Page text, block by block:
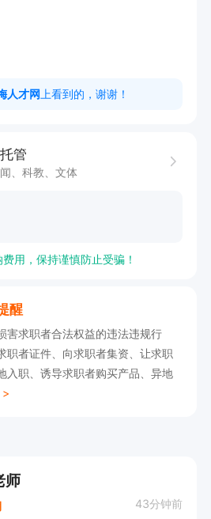
作积极主动、责任心强。
人才网 上看到的，谢谢！
管
、科教、文体
用，保持谨慎防止受骗！
醒
害求职者合法权益的违法违规行
职者证件、向求职者集资、让求职
入职、诱导求职者购买产品、异地
>
师
43分钟前